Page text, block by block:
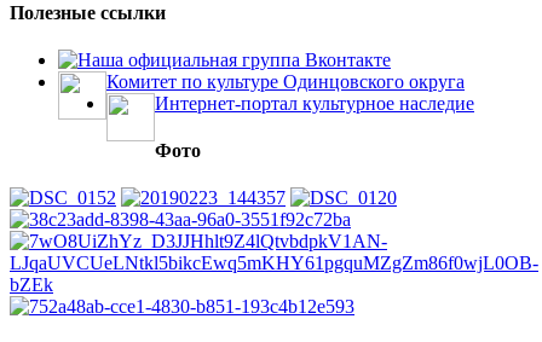
Полезные ссылки
Наша официальная группа Вконтакте
Комитет по культуре Одинцовского округа
Интернет-портал культурное наследие
Фото